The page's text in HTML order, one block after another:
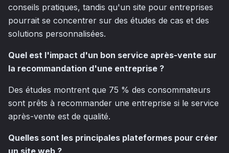
conseils pratiques, tandis qu'un site pour entreprises
pourrait se concentrer sur des études de cas et des
solutions personnalisées.
Quel est l'impact d'un bon service après-vente sur
la recommandation d'une entreprise ?
Des études montrent que 75 % des consommateurs
sont prêts à recommander une entreprise si le service
après-vente est de qualité.
Quelles sont les principales plateformes pour créer